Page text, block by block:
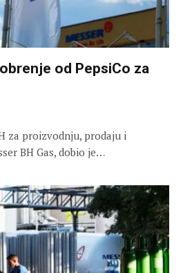
od PepsiCo za
za proizvodnju, prodaju i
BH Gas, dobio je…